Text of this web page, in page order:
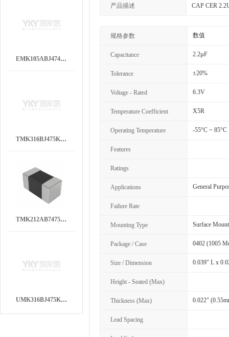
EMK105ABJ474KV-F
TMK316BJ475KL-T
TMK212AB7475KG-T
UMK316BJ475KL-T
产品描述 CAP CER
规格参数 数值
Capacitance 2.2µF
Tolerance ±20%
Voltage - Rated 6.3V
Temperature Coefficient X5R
Operating Temperature -55°C ~ 85°C
Features
Ratings
Applications General
Failure Rate
Mounting Type Surface
Package / Case 0402 (1005
Size / Dimension 0.039" L x
Height - Seated (Max)
Thickness (Max) 0.022"
Lead Spacing